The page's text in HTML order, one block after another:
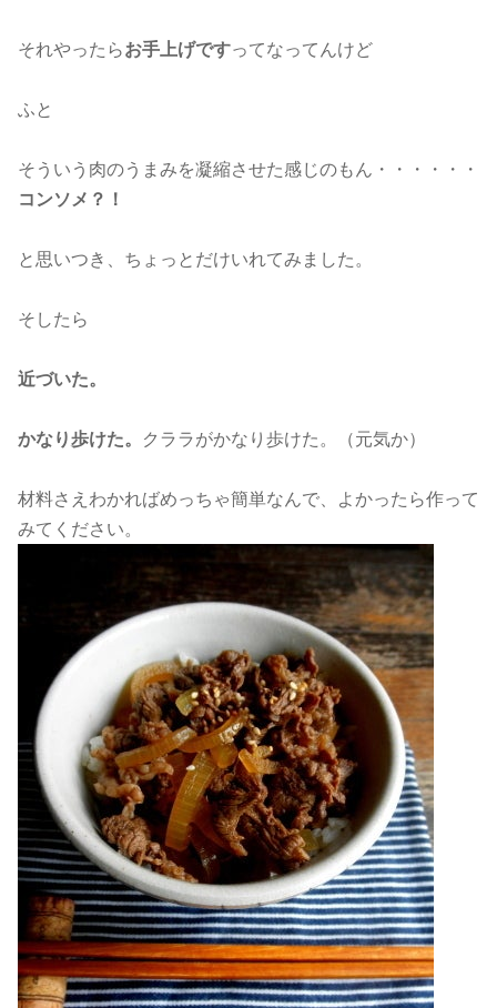
それやったらお手上げですってなってんけど
ふと
そういう肉のうまみを凝縮させた感じのもん・・・・・・
コンソメ？！
と思いつき、ちょっとだけいれてみました。
そしたら
近づいた。
かなり歩けた。 クララがかなり歩けた。（元気か）
材料さえわかればめっちゃ簡単なんで、よかったら作って
みてください。